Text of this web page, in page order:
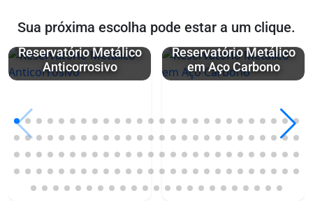
Sua próxima escolha pode estar a um clique.
Reservatório Metálico
Anticorrosivo
Reservatório Metálico
em Aço Carbono